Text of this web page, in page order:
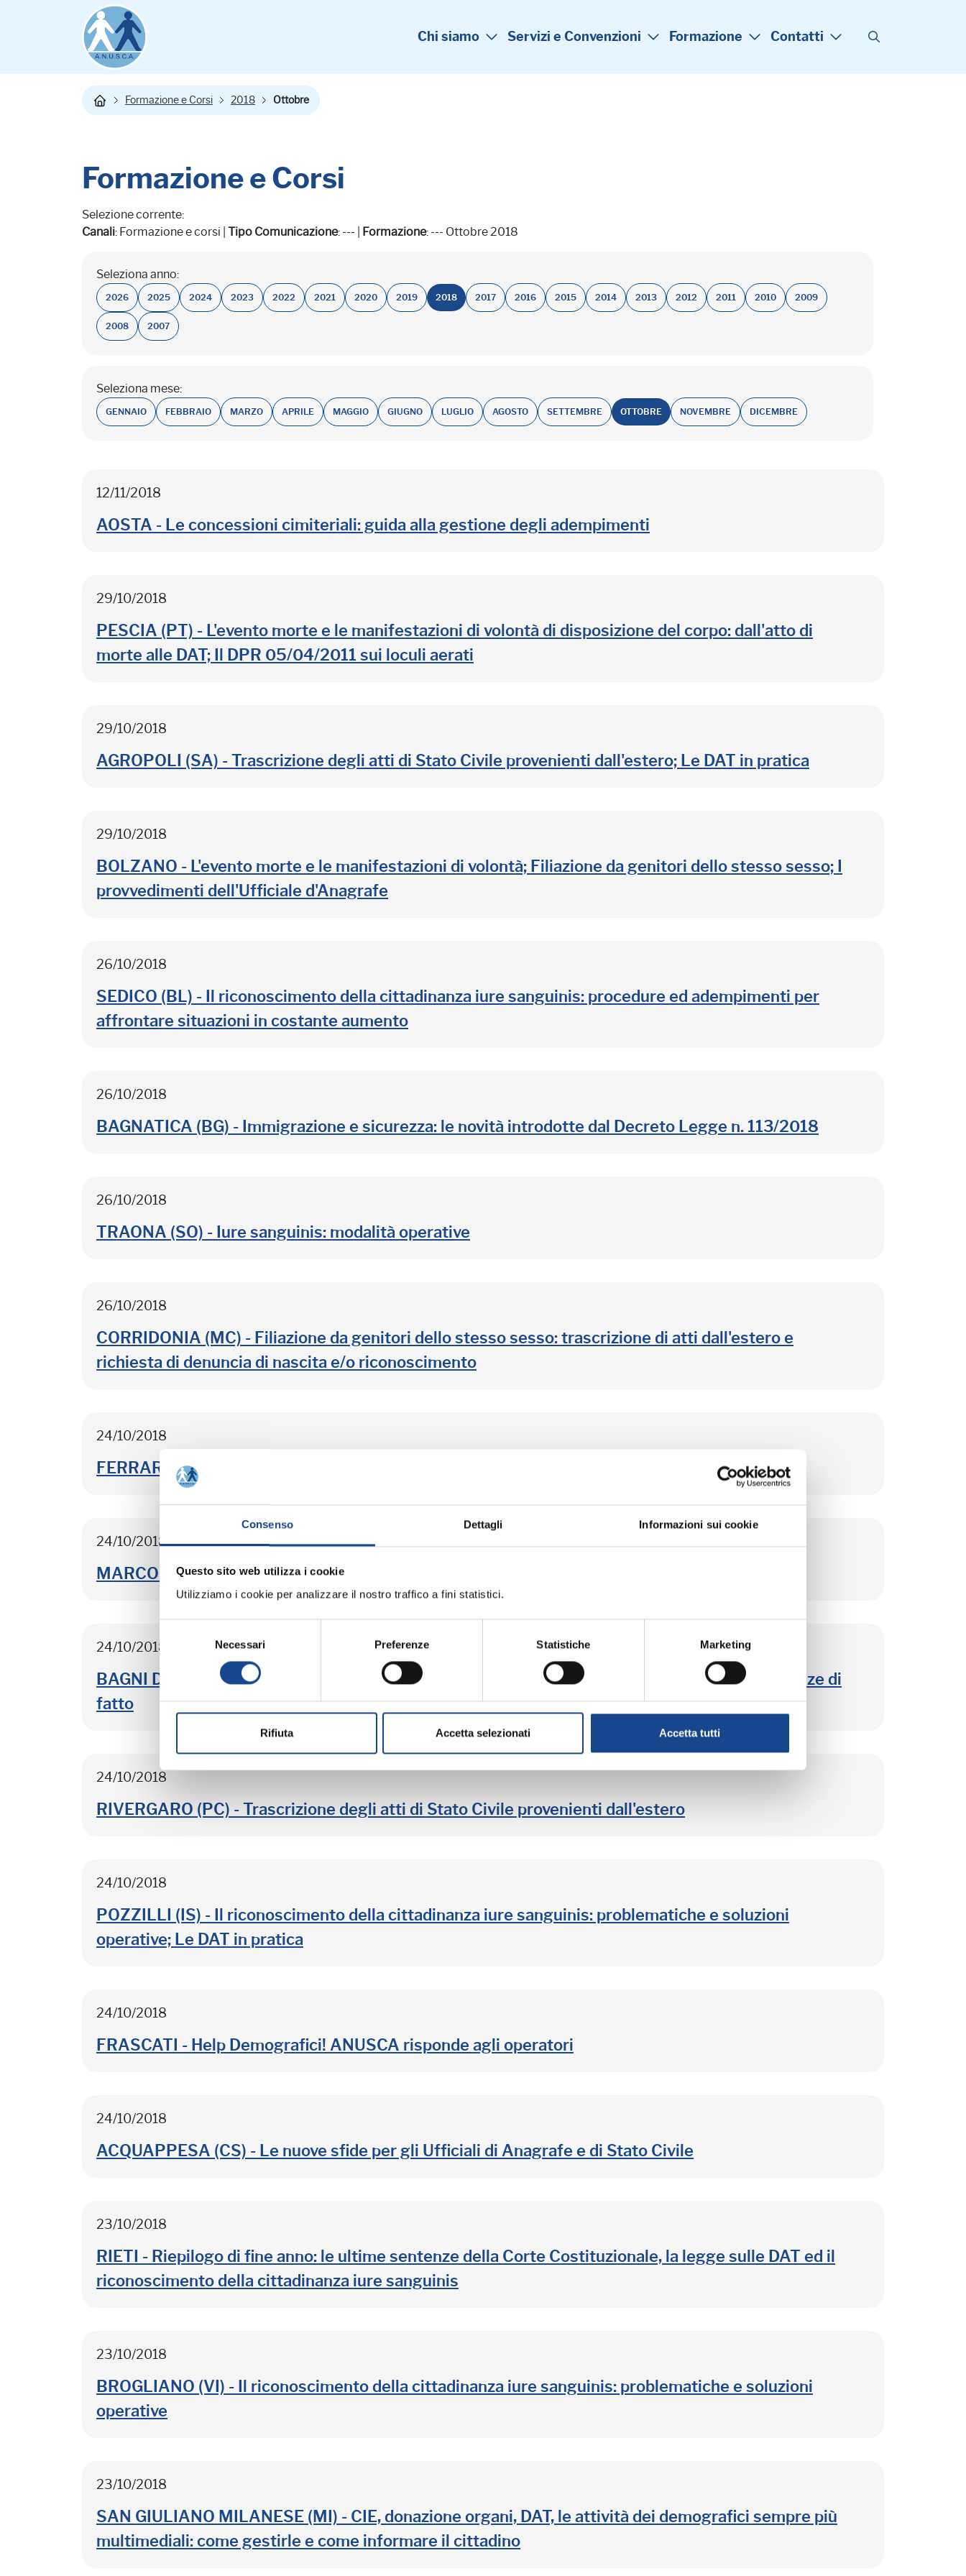
Consenso Dettagli Informazioni sui cookie
Questo sito web utilizza i cookie
Utilizziamo i cookie per analizzare il nostro traffico a fini statistici.
del
Necessari Preferenze Statistiche Marketing
Rifiuta Accetta selezionati Accetta tutti
Chi siamo Servizi e Convenzioni Formazione Contatti
Formazione e Corsi 2018 Ottobre
Formazione e Corsi
Selezione corrente:
Canali: Formazione e corsi | Tipo Comunicazione: --- | Formazione: --- Ottobre 2018
Seleziona anno:
2026 2025 2024 2023 2022 2021 2020 2019 2018 2017 2016 2015 2014 2013 2012 2011 2010 2009
2008 2007
Seleziona mese:
GENNAIO FEBBRAIO MARZO APRILE MAGGIO GIUGNO LUGLIO AGOSTO SETTEMBRE OTTOBRE NOVEMBRE DICEMBRE
12/11/2018
AOSTA - Le concessioni cimiteriali: guida alla gestione degli adempimenti
29/10/2018
PESCIA (PT) - L'evento morte e le manifestazioni di volontà di disposizione del corpo: dall'atto di
morte alle DAT; Il DPR 05/04/2011 sui loculi aerati
29/10/2018
AGROPOLI (SA) - Trascrizione degli atti di Stato Civile provenienti dall'estero; Le DAT in pratica
29/10/2018
BOLZANO - L'evento morte e le manifestazioni di volontà; Filiazione da genitori dello stesso sesso; I
provvedimenti dell'Ufficiale d'Anagrafe
26/10/2018
SEDICO (BL) - Il riconoscimento della cittadinanza iure sanguinis: procedure ed adempimenti per
affrontare situazioni in costante aumento
26/10/2018
BAGNATICA (BG) - Immigrazione e sicurezza: le novità introdotte dal Decreto Legge n. 113/2018
26/10/2018
TRAONA (SO) - Iure sanguinis: modalità operative
26/10/2018
CORRIDONIA (MC) - Filiazione da genitori dello stesso sesso: trascrizione di atti dall'estero e
richiesta di denuncia di nascita e/o riconoscimento
24/10/2018
FERRARA - Focus sullo Stato Civile: quesiti, casi pratici, dubbi operativi
24/10/2018
MARCON (VE) - La gestione anagrafica di cittadini comunitari e stranieri
24/10/2018
BAGNI DI LUCCA (LU) - Lo stato di avanzamento dell'ANPR; L'Ufficiale d'Anagrafe e le convivenze di
fatto
24/10/2018
RIVERGARO (PC) - Trascrizione degli atti di Stato Civile provenienti dall'estero
24/10/2018
POZZILLI (IS) - Il riconoscimento della cittadinanza iure sanguinis: problematiche e soluzioni
operative; Le DAT in pratica
24/10/2018
FRASCATI - Help Demografici! ANUSCA risponde agli operatori
24/10/2018
ACQUAPPESA (CS) - Le nuove sfide per gli Ufficiali di Anagrafe e di Stato Civile
23/10/2018
RIETI - Riepilogo di fine anno: le ultime sentenze della Corte Costituzionale, la legge sulle DAT ed il
riconoscimento della cittadinanza iure sanguinis
23/10/2018
BROGLIANO (VI) - Il riconoscimento della cittadinanza iure sanguinis: problematiche e soluzioni
operative
23/10/2018
SAN GIULIANO MILANESE (MI) - CIE, donazione organi, DAT, le attività dei demografici sempre più
multimediali: come gestirle e come informare il cittadino